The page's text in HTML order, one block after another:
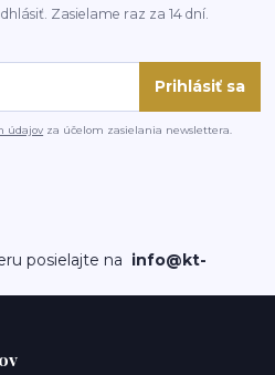
Zasielame raz za 14 dní.
Prihlásiť sa
údajov za účelom zasielania newslettera.
posielajte na info@kt-